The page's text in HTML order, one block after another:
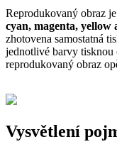
Reprodukovaný obraz
cyan, magenta, yellow
zhotovena samostatná
jednotlivé barvy tisknou
reprodukovaný obraz
Vysvětlení